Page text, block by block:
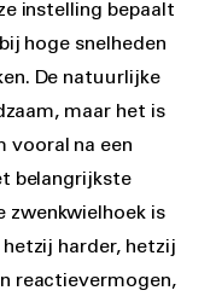
instelling bepaalt
hoge snelheden
De natuurlijke
maar het is
vooral na een
belangrijkste
zwenkwielhoek is
harder, hetzij
reactievermogen,